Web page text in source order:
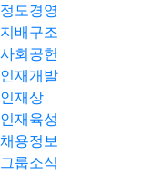
정도경영
지배구조
사회공헌
인재개발
인재상
인재육성
채용정보
그룹소식